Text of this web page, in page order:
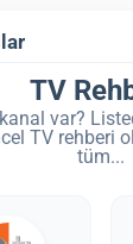
TV
var?
TV rehberi
tüm...